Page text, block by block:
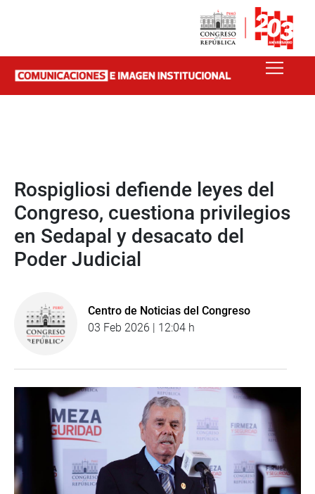
Rospigliosi defiende leyes del
Congreso, cuestiona privilegios
en Sedapal y desacato del
Poder Judicial
Centro de Noticias del Congreso
03 Feb 2026 | 12:04 h